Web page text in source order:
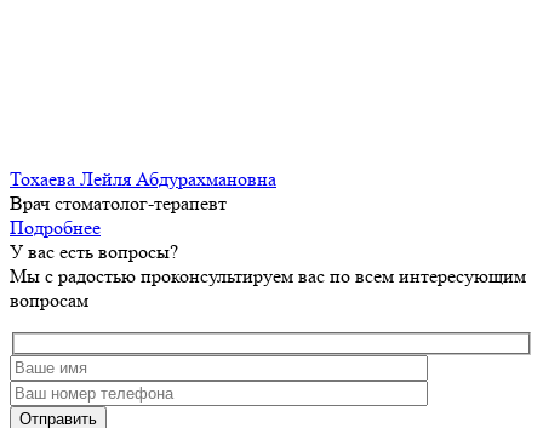
Тохаева Лейля Абдурахмановна
Врач стоматолог-терапевт
Подробнее
У вас есть вопросы?
Мы с радостью проконсультируем вас по всем интересующим
вопросам